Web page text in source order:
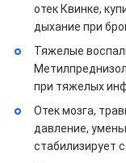
отек Квинке,
дыхание при
Тяжелые
при тяжелых
Отек мозга,
давление,
стабилизирует